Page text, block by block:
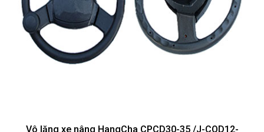
Vô lăng xe nâng HangCha CPCD30-35 /J-CQD12-